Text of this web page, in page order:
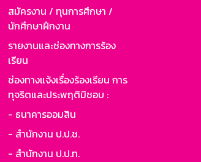
สมัครงาน / ทุนการศึกษา /
นักศึกษาฝึกงาน
รายงานและช่องทางการร้อง
เรียน
ช่องทางแจ้งเรื่องร้องเรียน การ
ทุจริตและประพฤติมิชอบ :
- ธนาคารออมสิน
- สำนักงาน ป.ป.ช.
- สำนักงาน ป.ป.ท.